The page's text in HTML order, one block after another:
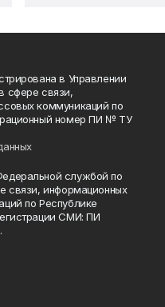
в Управлении
сфере связи,
коммуникаций по
номер ПИ № ТУ
службой по
связи, информационных
по Республике
СМИ: ПИ